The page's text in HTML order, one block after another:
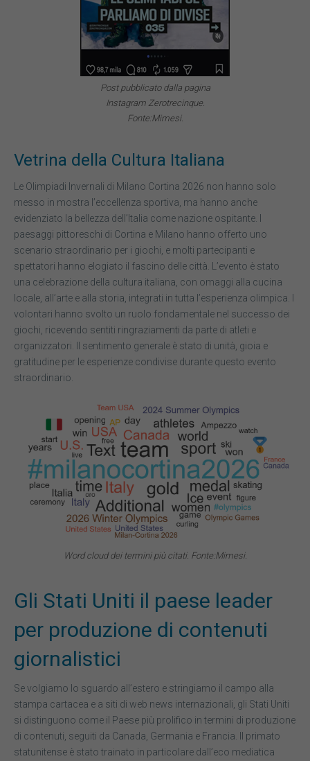
Post pubblicato dalla pagina
Instagram Zerotrecinque.
Fonte:Mimesi.
Vetrina della Cultura Italiana
Le Olimpiadi Invernali di Milano Cortina 2026 non hanno solo
messo in mostra l’eccellenza sportiva, ma hanno anche
evidenziato la bellezza dell’Italia come nazione ospitante. I
paesaggi pittoreschi di Cortina e Milano hanno offerto uno
scenario straordinario per i giochi, e molti partecipanti e
spettatori hanno elogiato il fascino delle città. L’evento è stato
una celebrazione della cultura italiana, con omaggi alla cucina
locale, all’arte e alla storia, integrati in tutta l’esperienza olimpica. I
volontari hanno svolto un ruolo fondamentale nel successo dei
giochi, ricevendo sentiti ringraziamenti da parte di atleti e
organizzatori. Il sentimento generale è stato di unità, gioia e
gratitudine per le esperienze condivise durante questo evento
straordinario.
Word cloud dei termini più citati. Fonte:Mimesi.
Gli Stati Uniti il paese leader
per produzione di contenuti
giornalistici
Se volgiamo lo sguardo all’estero e stringiamo il campo alla
stampa cartacea e a siti di web news internazionali, gli Stati Uniti
si distinguono come il Paese più prolifico in termini di produzione
di contenuti, seguiti da Canada, Germania e Francia. Il primato
statunitense è stato trainato in particolare dall’eco mediatica